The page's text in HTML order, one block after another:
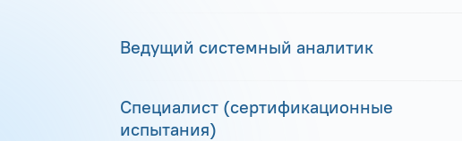
Ведущий системный аналитик
Специалист (сертификационные
испытания)